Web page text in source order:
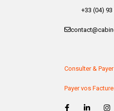
+33 (04) 93
Consulter &
Payer vos